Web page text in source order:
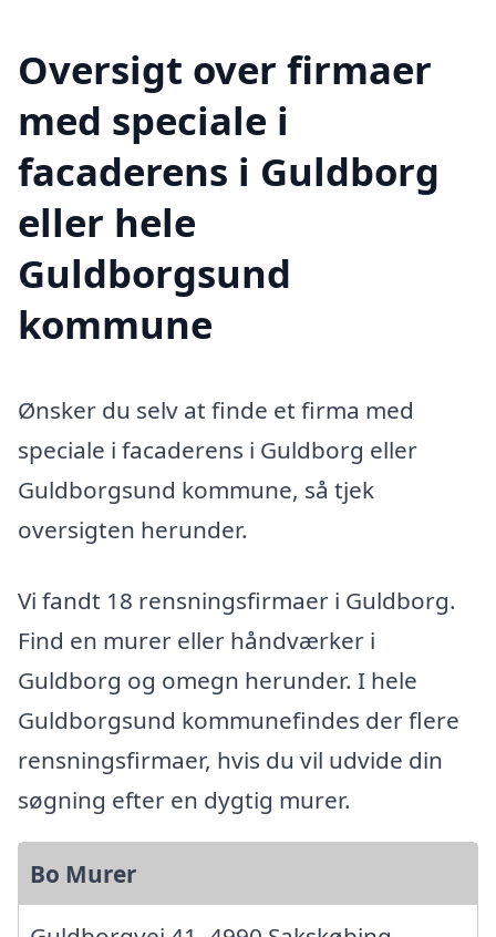
Oversigt over firmaer
med speciale i
facaderens i Guldborg
eller hele
Guldborgsund
kommune
Ønsker du selv at finde et firma med
speciale i facaderens i Guldborg eller
Guldborgsund kommune, så tjek
oversigten herunder.
Vi fandt 18 rensningsfirmaer i Guldborg.
Find en murer eller håndværker i
Guldborg og omegn herunder. I hele
Guldborgsund kommunefindes der flere
rensningsfirmaer, hvis du vil udvide din
søgning efter en dygtig murer.
Bo Murer